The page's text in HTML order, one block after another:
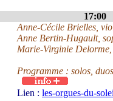
17:00
Anne-Cécile Brielles,
Anne Bertin-Hugault,
Marie-Virginie Delorme,
Programme : solos,
Lien : les-orgues-du-